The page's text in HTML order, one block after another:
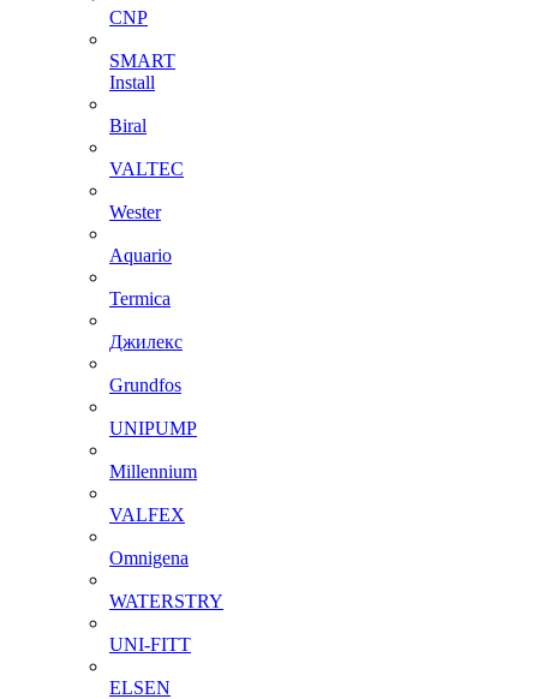
CNP
SMART
Install
Biral
VALTEC
Wester
Aquario
Termica
Джилекс
Grundfos
UNIPUMP
Millennium
VALFEX
Omnigena
WATERSTRY
UNI-FITT
ELSEN